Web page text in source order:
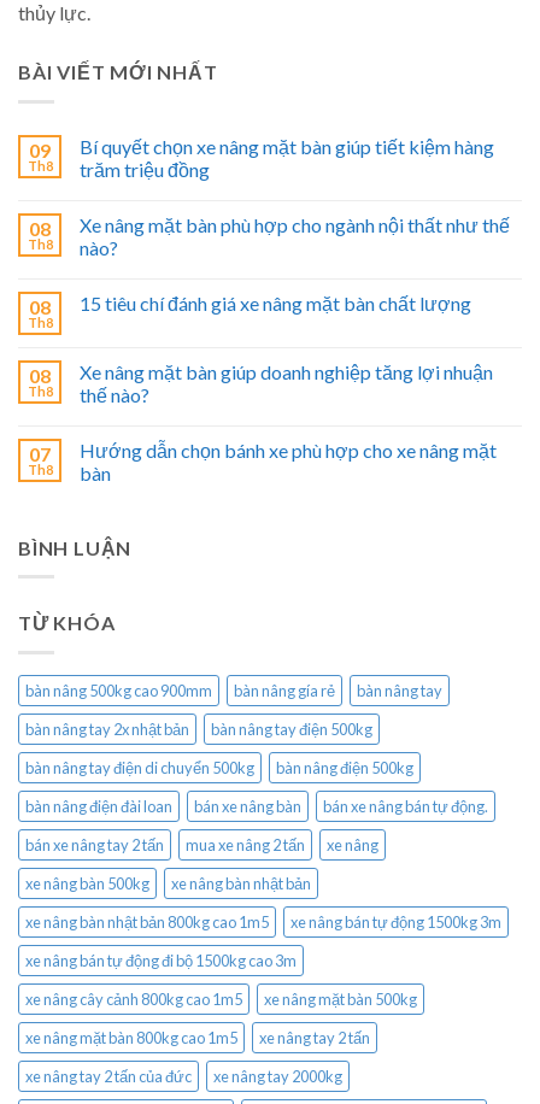
thủy lực.
BÀI VIẾT MỚI NHẤT
09
Th8
Bí quyết chọn xe nâng mặt bàn giúp tiết kiệm hàng
trăm triệu đồng
08
Th8
Xe nâng mặt bàn phù hợp cho ngành nội thất như thế
nào?
08
Th8
15 tiêu chí đánh giá xe nâng mặt bàn chất lượng
08
Th8
Xe nâng mặt bàn giúp doanh nghiệp tăng lợi nhuận
thế nào?
07
Th8
Hướng dẫn chọn bánh xe phù hợp cho xe nâng mặt
bàn
BÌNH LUẬN
TỪ KHÓA
bàn nâng 500kg cao 900mm bàn nâng gía rẻ
bàn nâng tay
bàn nâng tay 2x nhật bản
bàn nâng tay điện 500kg
bàn nâng tay điện di chuyển 500kg
bàn nâng điện 500kg
bàn nâng điện đài loan
bán xe nâng bàn
bán xe nâng bán tự động.
bán xe nâng tay 2 tấn
mua xe nâng 2 tấn
xe nâng
xe nâng bàn 500kg
xe nâng bàn nhật bản
xe nâng bàn nhật bản 800kg cao 1m5
xe nâng bán tự động 1500kg 3m
xe nâng bán tự động đi bộ 1500kg cao 3m
xe nâng cây cảnh 800kg cao 1m5
xe nâng mặt bàn 500kg
xe nâng mặt bàn 800kg cao 1m5
xe nâng tay 2 tấn
xe nâng tay 2 tấn của đức
xe nâng tay 2000kg